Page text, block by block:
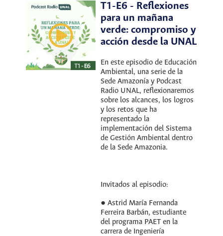
T1-E6 - Reflexiones
para un mañana
verde: compromiso y
acción desde la UNAL
En este episodio de Educación
Ambiental, una serie de la
Sede Amazonía y Podcast
Radio UNAL, reflexionaremos
sobre los alcances, los logros
y los retos que ha
representado la
implementación del Sistema
de Gestión Ambiental dentro
de la Sede Amazonia.
Invitados al episodio:
● Astrid María Fernanda
Ferreira Barbán, estudiante
del programa PAET en la
carrera de Ingeniería